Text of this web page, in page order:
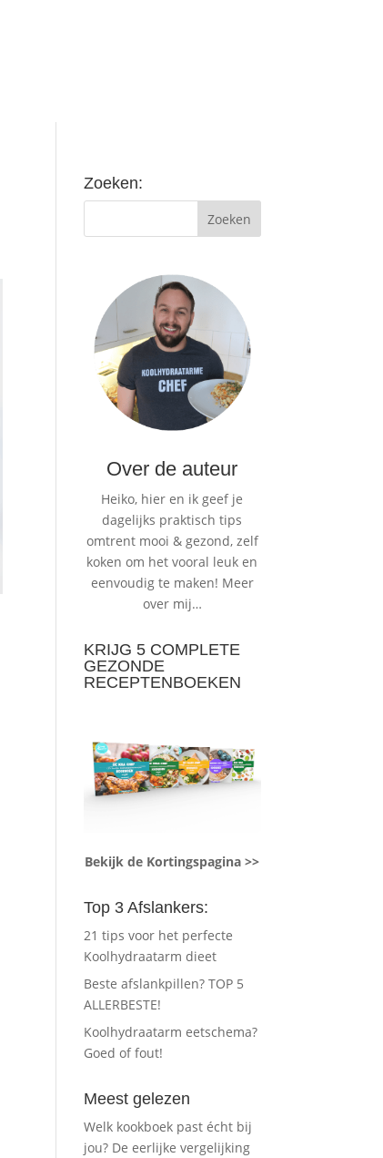
Zoeken:
Over de auteur
Heiko, hier en ik geef je
dagelijks praktisch tips
omtrent mooi & gezond, zelf
koken om het vooral leuk en
eenvoudig te maken! Meer
over mij…
KRIJG 5 COMPLETE
GEZONDE
RECEPTENBOEKEN
Bekijk de Kortingspagina >>
Top 3 Afslankers:
21 tips voor het perfecte
Koolhydraatarm dieet
Beste afslankpillen? TOP 5
ALLERBESTE!
Koolhydraatarm eetschema?
Goed of fout!
Meest gelezen
Welk kookboek past écht bij
jou? De eerlijke vergelijking